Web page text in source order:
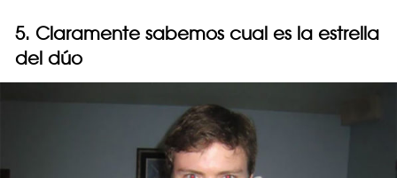
5. Claramente sabemos cual es la estrella
del dúo